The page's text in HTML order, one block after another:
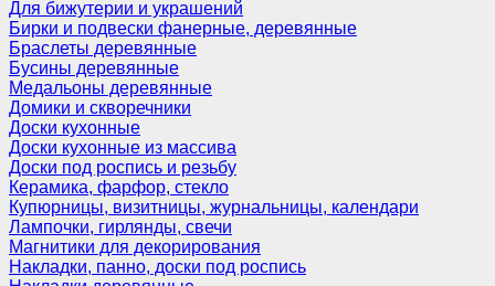
Для бижутерии и украшений
Бирки и подвески фанерные, деревянные
Браслеты деревянные
Бусины деревянные
Медальоны деревянные
Домики и скворечники
Доски кухонные
Доски кухонные из массива
Доски под роспись и резьбу
Керамика, фарфор, стекло
Купюрницы, визитницы, журнальницы, календари
Лампочки, гирлянды, свечи
Магнитики для декорирования
Накладки, панно, доски под роспись